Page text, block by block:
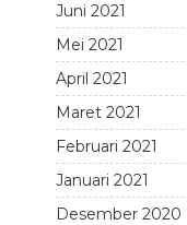
Juni 2021
Mei 2021
April 2021
Maret 2021
Februari 2021
Januari 2021
Desember 2020